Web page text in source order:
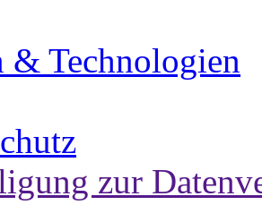
& Technologien
zur